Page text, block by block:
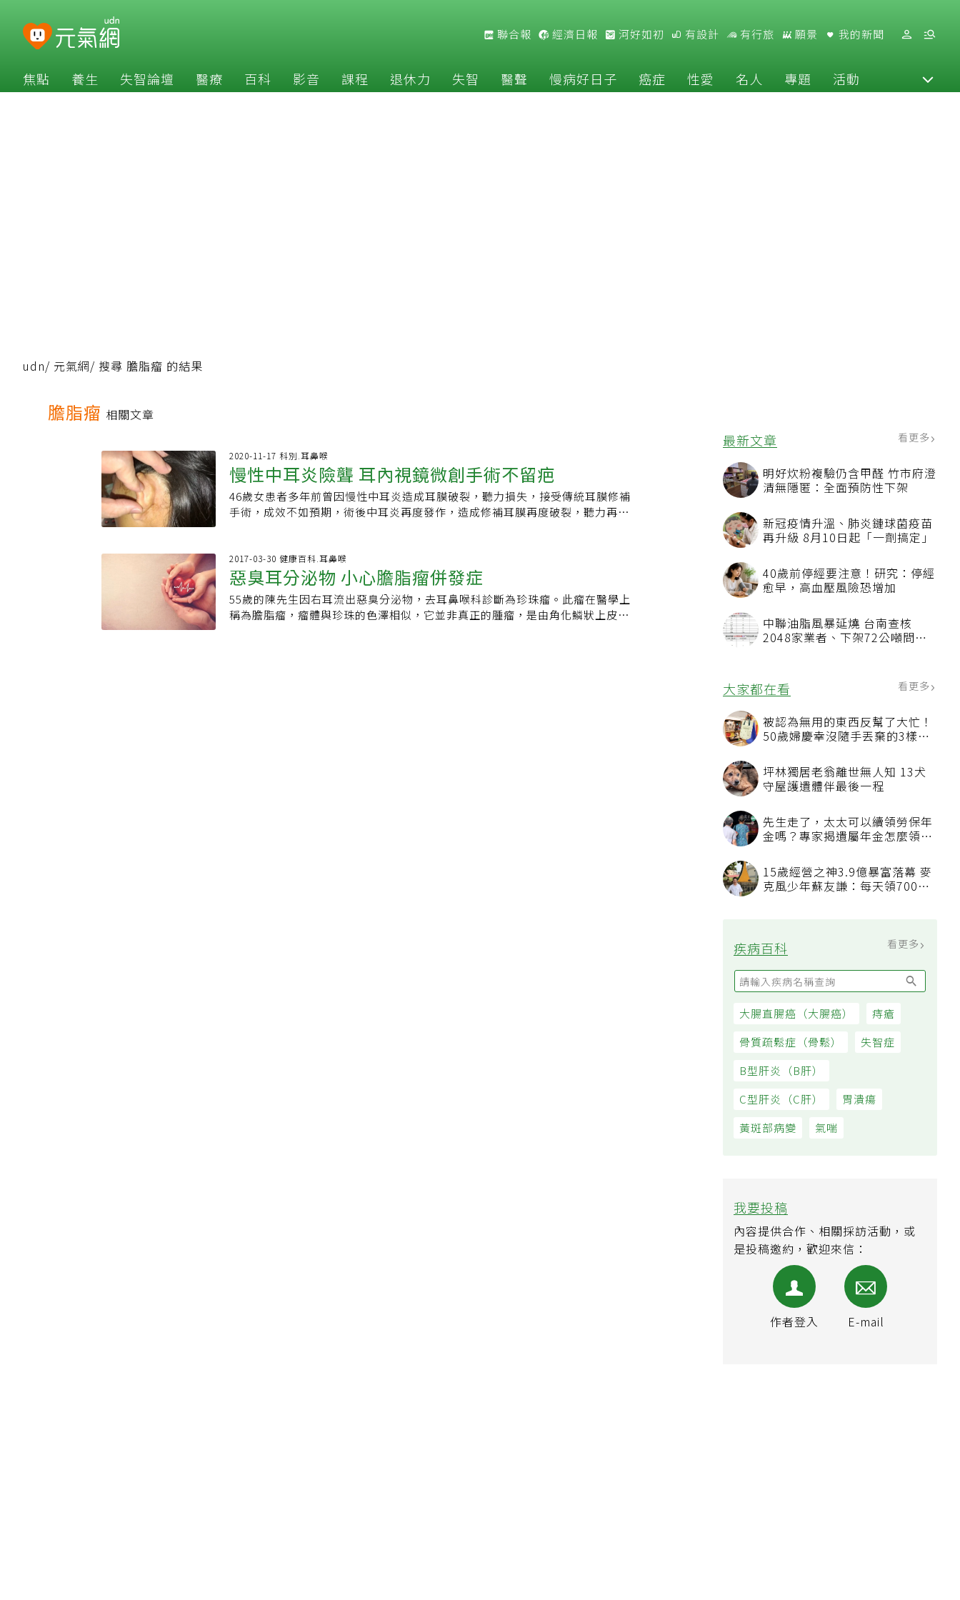
聯合報 經濟日報 河好如初 有設計 有行旅 願景 我的新聞
焦點 養生 失智論壇 醫療 百科 影音 課程 退休力 失智 醫聲 慢病好日子 癌症 性愛 名人 專題 活動
最新文章 看更多
明好炊粉複驗仍含甲醛 竹市府澄
清無隱匿：全面預防性下架
新冠疫情升溫、肺炎鏈球菌疫苗
再升級 8月10日起「一劑搞定」
40歲前停經要注意！研究：停經
愈早，高血壓風險恐增加
中聯油脂風暴延燒 台南查核
2048家業者、下架72公噸問題
大家都在看 看更多
被認為無用的東西反幫了大忙！
50歲婦慶幸沒隨手丟棄的3樣物
坪林獨居老翁離世無人知 13犬
守屋護遺體伴最後一程
先生走了，太太可以續領勞保年
金嗎？專家揭遺屬年金怎麼領，
15歲經營之神3.9億暴富落幕 麥
克風少年蘇友謙：每天領700元
疾病百科 看更多
大腸直腸癌（大腸癌）
痔瘡
骨質疏鬆症（骨鬆）
失智症
B型肝炎（B肝）
C型肝炎（C肝）
胃潰瘍
黃斑部病變
氣喘
我要投稿
內容提供合作、相關採訪活動，或
是投稿邀約，歡迎來信：
作者登入 E-mail
udn/ 元氣網/ 搜尋 膽脂瘤 的結果
膽脂瘤 相關文章
2020-11-17 科別.耳鼻喉
慢性中耳炎險聾 耳內視鏡微創手術不留疤
46歲女患者多年前曾因慢性中耳炎造成耳膜破裂，聽力損失，接受傳統耳膜修補
手術，成效不如預期，術後中耳炎再度發作，造成修補耳膜再度破裂，聽力再度
耳道內直接磨出約5mm小洞，直接到病灶處清除膽脂瘤，接著將破裂耳膜修補起
來。患者術後驚奇地表示，幾乎感覺不到疼痛，外觀完全無傷口，聽力顯著進
步，想不到能如此輕鬆地完成這樣大工程的手術，真是非常感謝。張耕閤用電腦
斷層檢查發現，患者在耳膜後方的乳突骨中藏有1.5公分的膽脂瘤，推測是造成手
術後容易再次感染問題所在，患者想要再次接受手術，但因乳突部膽脂瘤，仍需
2017-03-30 健康百科.耳鼻喉
惡臭耳分泌物 小心膽脂瘤併發症
55歲的陳先生因右耳流出惡臭分泌物，去耳鼻喉科診斷為珍珠瘤。此瘤在醫學上
稱為膽脂瘤，瘤體與珍珠的色澤相似，它並非真正的腫瘤，是由角化鱗狀上皮累